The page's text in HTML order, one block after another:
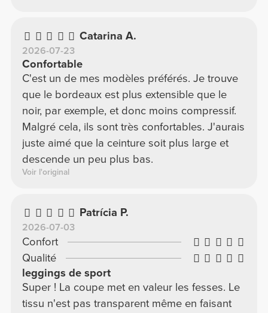
Catarina A.
2026-07-23
Confortable
C'est un de mes modèles préférés. Je trouve
que le bordeaux est plus extensible que le
noir, par exemple, et donc moins compressif.
Malgré cela, ils sont très confortables. J'aurais
juste aimé que la ceinture soit plus large et
descende un peu plus bas.
Voir l'original
Patrícia P.
2026-07-03
Confort
Qualité
leggings de sport
Super ! La coupe met en valeur les fesses. Le
tissu n'est pas transparent même en faisant